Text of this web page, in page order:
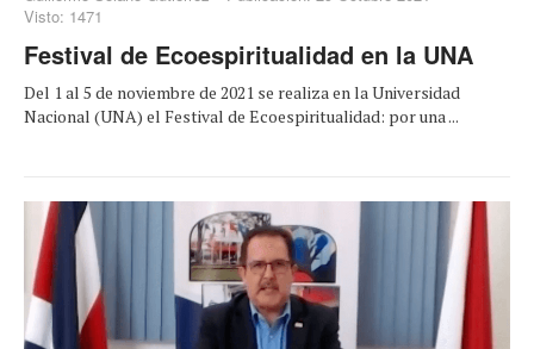
Visto: 1471
Festival de Ecoespiritualidad en la UNA
Del 1 al 5 de noviembre de 2021 se realiza en la Universidad
Nacional (UNA) el Festival de Ecoespiritualidad: por una ...